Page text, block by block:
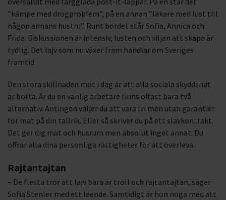
”kämpe med drogproblem”, på en annan ”läkare med lust till
någon annans hustru”. Runt bordet står Sofia, Annica och
Frida. Diskussionen är intensiv, lusten och viljan att skapa är
tydlig. Det lajv som nu växer fram handlar om Sveriges
framtid.
Den stora skillnaden mot i dag är att alla sociala skyddsnät
är borta. Är du en vanlig arbetare finns oftast bara två
alternativ. Antingen väljer du att vara fri men utan garantier
för mat på din tallrik. Eller så skriver du på ett slavkontrakt.
Det ger dig mat och husrum men absolut inget annat. Du
offrar alla dina personliga rättigheter för att överleva.
Rajtantajtan
– De flesta tror att lajv bara är troll och rajtantajtan, säger
Sofia Stenler med ett leende. Samtidigt är hon noga med att